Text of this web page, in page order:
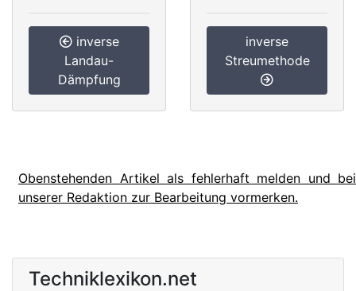
inverse
Landau-
Dämpfung
inverse
Streumethode
Obenstehenden Artikel als fehlerhaft melden und bei
unserer Redaktion zur Bearbeitung vormerken.
Techniklexikon.net